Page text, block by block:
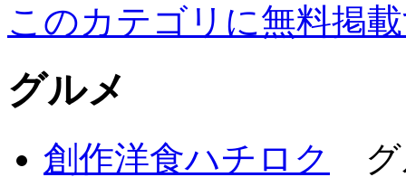
このカテゴリに無料掲
グルメ
創作洋食ハチロク グ